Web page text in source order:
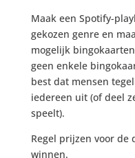
Maak een Spotify-
gekozen genre en
mogelijk
geen enkele
best dat mensen
iedereen uit (of deel
speelt).
Regel prijzen voor de
winnen.